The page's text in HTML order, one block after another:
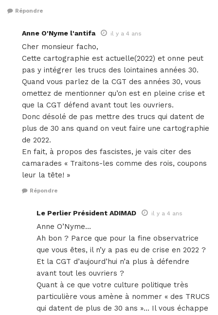
Répondre
Anne O'Nyme l'antifa il y a 4 ans
Cher monsieur facho,
Cette cartographie est actuelle(2022) et onne peut
pas y intégrer les trucs des lointaines années 30.
Quand vous parlez de la CGT des années 30, vous
omettez de mentionner qu’on est en pleine crise et
que la CGT défend avant tout les ouvriers.
Donc désolé de pas mettre des trucs qui datent de
plus de 30 ans quand on veut faire une cartographie
de 2022.
En fait, à propos des fascistes, je vais citer des
camarades « Traitons-les comme des rois, coupons
leur la tête! »
Répondre
Le Perlier Président ADIMAD il y a 4 ans
Anne O’Nyme…
Ah bon ? Parce que pour la fine observatrice
que vous êtes, il n’y a pas eu de crise en 2022 ?
Et la CGT d’aujourd’hui n’a plus à défendre
avant tout les ouvriers ?
Quant à ce que votre culture politique très
particulière vous amène à nommer « des TRUCS
qui datent de plus de 30 ans »… Il vous échappe